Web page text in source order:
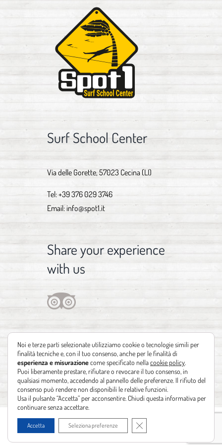
Surf School Center
Via delle Gorette, 57023 Cecina (LI)
Tel:+39 376 029 3746
Email: info@spot1.it
Share your experience
with us
Copyright 2012 - 2021 | Design byIdentità Creative| Powered by
siti web Leonardo Barni
Noi e terze parti selezionate utilizziamo cookie o tecnologie simili per
finalità tecniche e, con il tuo consenso, anche per le finalità di
esperienza e misurazionecome specificato nellacookie policy
Puoi liberamente prestare, rifiutare o revocare il tuo consenso, in
qualsiasi momento, accedendo al pannello delle preferenze. Il rifiuto del
consenso può rendere non disponibili le relative funzioni.
Usa il pulsante “Accetta” per acconsentire. Chiudi questa informativa per
continuare senza accettare.
Accetta Seleziona preferenze Close GDPR Cookie Banner